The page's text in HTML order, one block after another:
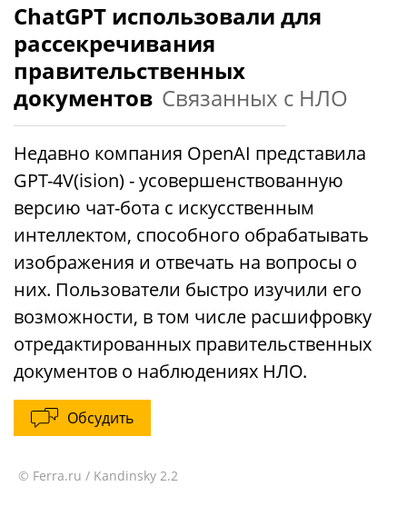
ChatGPT использовали для
рассекречивания
правительственных
документов Связанных с НЛО
Недавно компания OpenAI представила
GPT-4V(ision) - усовершенствованную
версию чат-бота с искусственным
интеллектом, способного обрабатывать
изображения и отвечать на вопросы о
них. Пользователи быстро изучили его
возможности, в том числе расшифровку
отредактированных правительственных
документов о наблюдениях НЛО.
Обсудить
© Ferra.ru / Kandinsky 2.2